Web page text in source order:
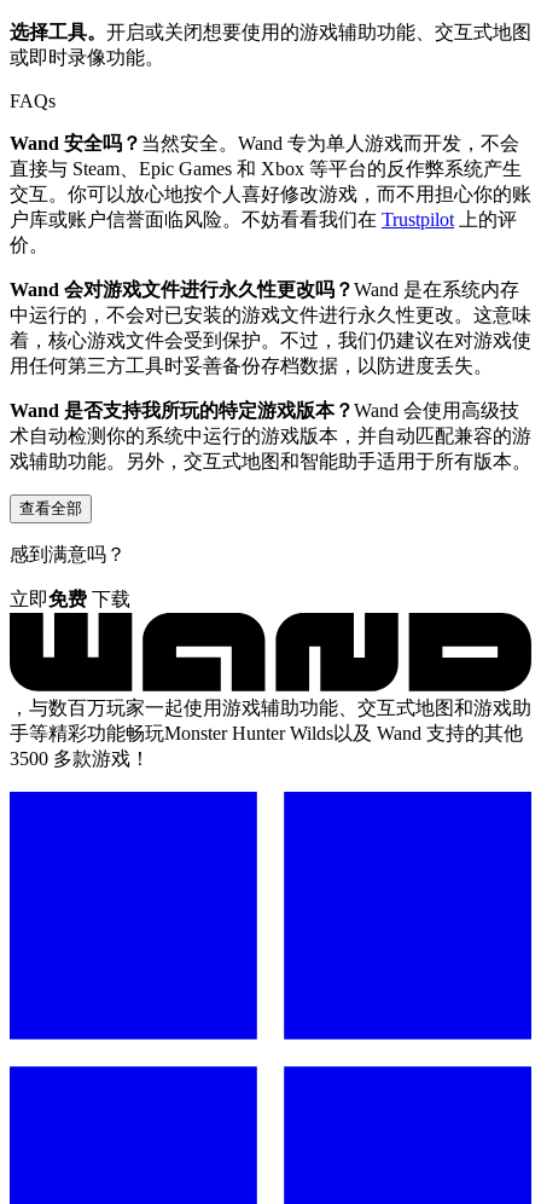
选择工具。 开启或关闭想要使用的游戏辅助功能、交互式地图
或即时录像功能。
FAQs
Wand 安全吗？ 当然安全。Wand 专为单人游戏而开发，不会
直接与 Steam、Epic Games 和 Xbox 等平台的反作弊系统产生
交互。你可以放心地按个人喜好修改游戏，而不用担心你的账
户库或账户信誉面临风险。不妨看看我们在 Trustpilot 上的评
价。
Wand 会对游戏文件进行永久性更改吗？Wand 是在系统内存
中运行的，不会对已安装的游戏文件进行永久性更改。这意味
着，核心游戏文件会受到保护。不过，我们仍建议在对游戏使
用任何第三方工具时妥善备份存档数据，以防进度丢失。
Wand 是否支持我所玩的特定游戏版本？Wand 会使用高级技
术自动检测你的系统中运行的游戏版本，并自动匹配兼容的游
戏辅助功能。另外，交互式地图和智能助手适用于所有版本。
查看全部
感到满意吗？
立即免费 下载
，与数百万玩家一起使用游戏辅助功能、交互式地图和游戏助
手等精彩功能畅玩Monster Hunter Wilds以及 Wand 支持的其他
3500 多款游戏！